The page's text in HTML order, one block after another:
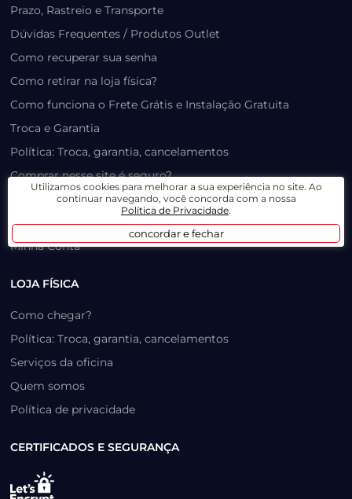
Prazo, Rastreio e Transporte
Dúvidas Frequentes / Produtos Outlet
Como recuperar sua senha
Como retirar na loja física?
Como funciona o Frete Grátis e Instalação Gratuita
Troca e Garantia
Política: Troca, garantia, cancelamentos
Comprar nesse site é seguro?
Formas de pagamento
Trabalhe Conosco
Minha Conta
LOJA FÍSICA
Como chegar?
Política: Troca, garantia, cancelamentos
Serviços da oficina
Quem somos
Política de privacidade
CERTIFICADOS E SEGURANÇA
Utilizamos cookies para melhorar a sua experiência no site. Ao
continuar navegando, você concorda com a nossa
Política de Privacidade.
concordar e fechar